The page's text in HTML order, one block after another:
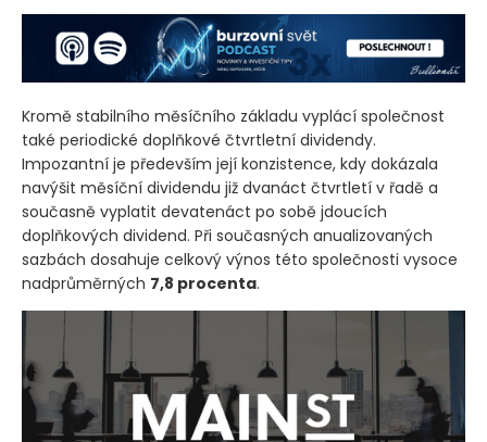
Kromě stabilního měsíčního základu vyplácí společnost
také periodické doplňkové čtvrtletní dividendy.
Impozantní je především její konzistence, kdy dokázala
navýšit měsíční dividendu již dvanáct čtvrtletí v řadě a
současně vyplatit devatenáct po sobě jdoucích
doplňkových dividend. Při současných anualizovaných
sazbách dosahuje celkový výnos této společnosti vysoce
nadprůměrných 7,8 procenta.